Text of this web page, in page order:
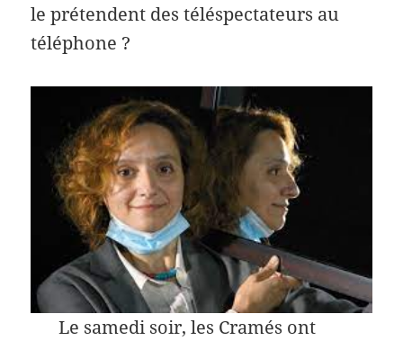
le prétendent des téléspectateurs au
téléphone ?
Le samedi soir, les Cramés ont